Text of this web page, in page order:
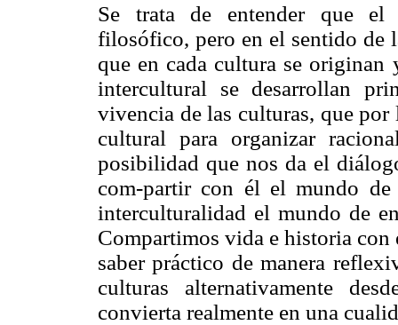
Se trata de entender que el
filosófico, pero en el sentido de
que en cada cultura se
intercultural se desarrollan
vivencia de las culturas, que
cultural para organizar
posibilidad que nos da el
com-partir con él el mundo
interculturalidad el mundo de
Compartimos vida e historia con
saber práctico de manera
culturas alternativamente
convierta realmente en una